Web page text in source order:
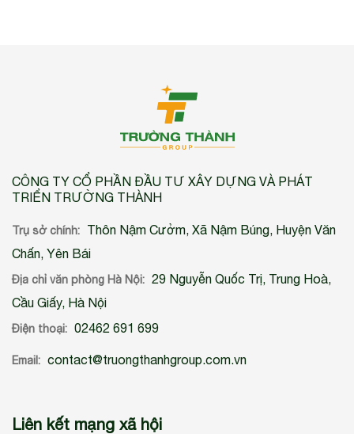
CÔNG TY CỔ PHẦN ĐẦU TƯ XÂY DỰNG VÀ PHÁT
TRIỂN TRƯỜNG THÀNH
Trụ sở chính:
Thôn Nậm Cưởm, Xã Nậm Búng, Huyện Văn
Chấn, Yên Bái
Địa chỉ văn phòng Hà Nội: 29 Nguyễn Quốc Trị, Trung Hoà,
Cầu Giấy, Hà Nội
Điện thoại: 02462 691 699
Email: contact@truongthanhgroup.com.vn
Liên kết mạng xã hội